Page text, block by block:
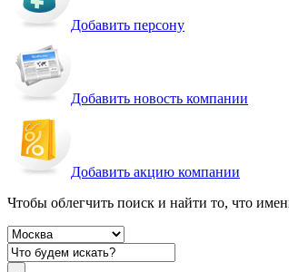
Добавить персону
Добавить новость компании
Добавить акцию компании
Чтобы облегчить поиск и найти то, что